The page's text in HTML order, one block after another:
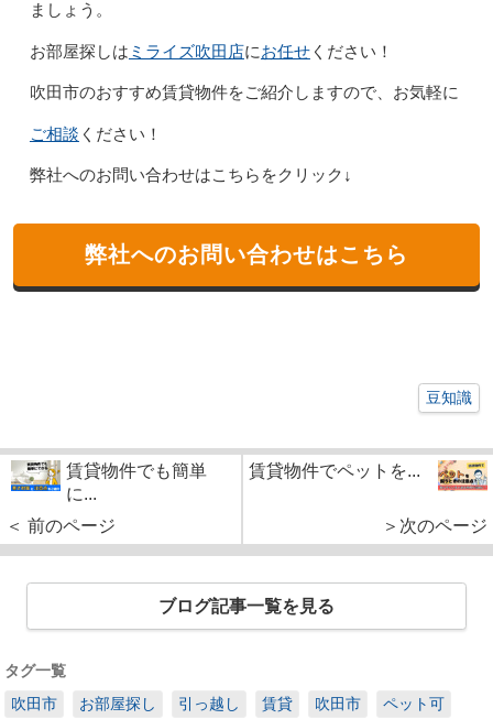
ましょう。
お部屋探しは ミライズ吹田店にお任せください！
吹田市のおすすめ賃貸物件をご紹介しますので、お気軽に
ご相談 ください！
弊社へのお問い合わせはこちらをクリック↓
弊社へのお問い合わせはこちら
豆知識
賃貸物件でも簡単
に...
＜ 前のページ
賃貸物件でペットを...
＞次のページ
ブログ記事一覧を見る
タグ一覧
吹田市
お部屋探し 引っ越し 賃貸 吹田市 ペット可